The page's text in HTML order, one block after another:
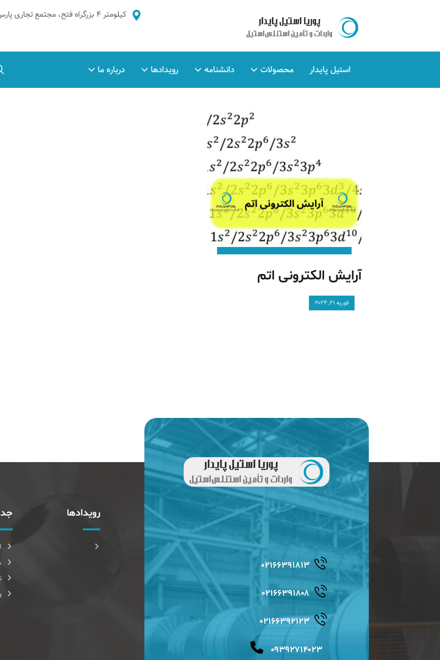
کیلومتر ۴ بزرگراه فتح، مجتمع تجاری پارس غدیر، طبقه ۲، واحد ۵
استیل پایدار محصولات دانشنامه رویدادها درباره ما
آرایش الکترونی اتم
فوریه ۲۱, ۲۰۲۴
۰۲۱۶۶۳۹۱۸۱۳
۰۲۱۶۶۳۹۱۸۰۸
۰۲۱۶۶۳۹۲۱۲۳
۰۹۳۹۲۷۱۴۰۲۳
رویدادها